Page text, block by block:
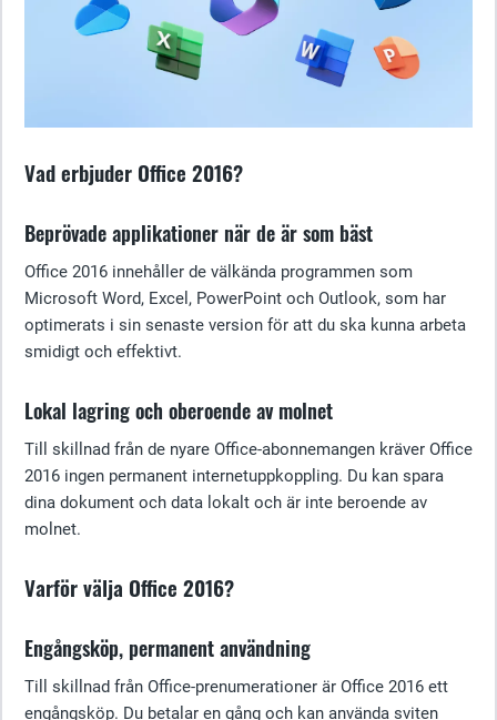
Vad erbjuder Office 2016?
Beprövade applikationer när de är som bäst
Office 2016 innehåller de välkända programmen som
Microsoft Word, Excel, PowerPoint och Outlook, som har
optimerats i sin senaste version för att du ska kunna arbeta
smidigt och effektivt.
Lokal lagring och oberoende av molnet
Till skillnad från de nyare Office-abonnemangen kräver Office
2016 ingen permanent internetuppkoppling. Du kan spara
dina dokument och data lokalt och är inte beroende av
molnet.
Varför välja Office 2016?
Engångsköp, permanent användning
Till skillnad från Office-prenumerationer är Office 2016 ett
engångsköp. Du betalar en gång och kan använda sviten